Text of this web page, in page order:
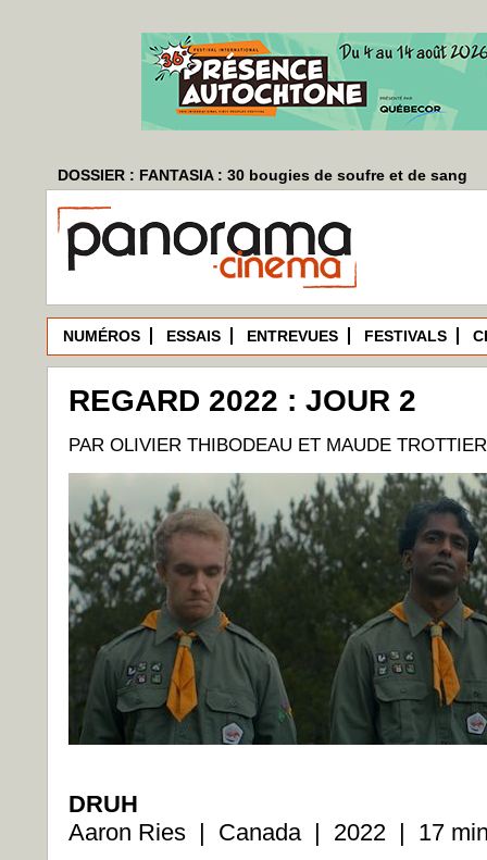
DOSSIER : FANTASIA : 30 bougies de soufre et de sang
NUMÉROS ESSAIS ENTREVUES FESTIVALS
REGARD 2022 : JOUR 2
PAR OLIVIER THIBODEAU ET MAUDE TROTTIER
DRUH
Aaron Ries | Canada | 2022 | 17